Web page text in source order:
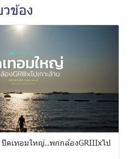
ข้อง
: ปิดเทอมใหญ่..พกกล้องGRIIIxไป